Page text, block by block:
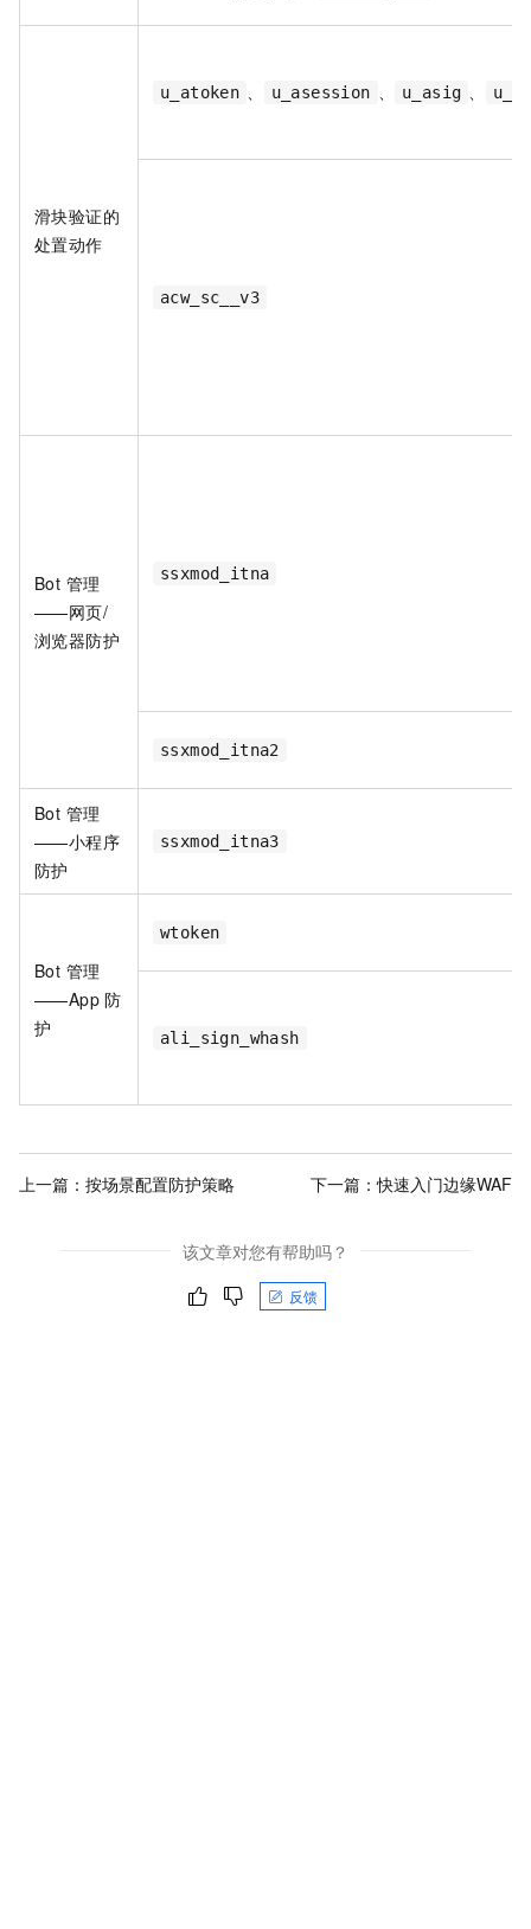
滑块验证的
处置动作
u_atoken u_asession u_asig
acw_sc__v3
Bot 管理
——网页/
浏览器防护
ssxmod_itna
ssxmod_itna2
Bot 管理
——小程序
防护
ssxmod_itna3
Bot 管理
——App 防
护
wtoken
ali_sign_whash
上一篇： 按场景配置防护策略 下一篇：快速入门边缘WAF
该文章对您有帮助吗？
反馈